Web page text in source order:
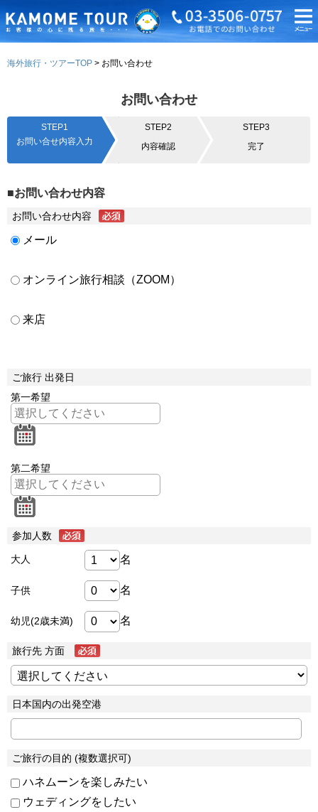
海外旅行・ツアーTOP お問い合わせ
お問い合わせ
STEP1
お問い合せ内容入力
STEP2
内容確認
STEP3
完了
■お問い合わせ内容
お問い合わせ内容
メール
オンライン旅行相談（ZOOM）
来店
ご旅行 出発日
第一希望
第二希望
参加人数
大人 名
子供 名
幼児(2歳未満) 名
旅行先 方面
日本国内の出発空港
ご旅行の目的 (複数選択可)
ハネムーンを楽しみたい
ウェディングをしたい